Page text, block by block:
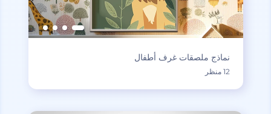
نماذج ملصقات غرف أطفال
12 منظر